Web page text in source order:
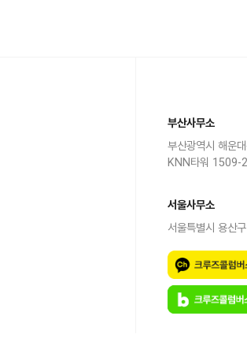
부산사무소
부산광역시 해운
KNN타워 1509-
서울사무소
서울특별시 용산